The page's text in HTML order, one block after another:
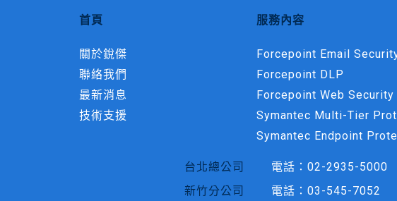
首頁
關於銳傑
聯絡我們
最新消息
技術支援
服務內容
Forcepoint Email
Forcepoint DLP
Forcepoint Web Security
Symantec Multi-Tier
Symantec Endpoint
台北總公司 電話： 02-2935-5000
新竹分公司
電話： 03-545-7052